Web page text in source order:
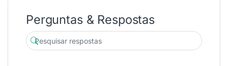
Perguntas & Respostas